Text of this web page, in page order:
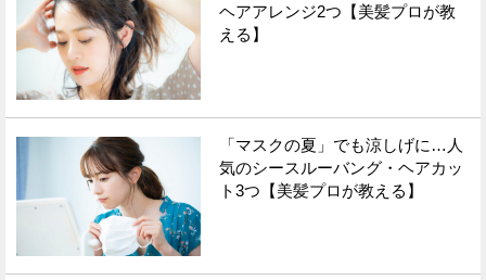
ヘアアレンジ2つ【美髪プロが教
える】
「マスクの夏」でも涼しげに…人
気のシースルーバング・ヘアカッ
ト3つ【美髪プロが教える】